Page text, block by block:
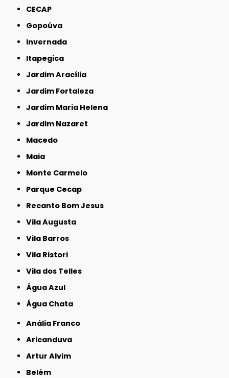
CECAP
Gopoúva
Invernada
Itapegica
Jardim Aracília
Jardim Fortaleza
Jardim Maria Helena
Jardim Nazaret
Macedo
Maia
Monte Carmelo
Parque Cecap
Recanto Bom Jesus
Vila Augusta
Vila Barros
Vila Ristori
Vila dos Telles
Água Azul
Água Chata
Anália Franco
Aricanduva
Artur Alvim
Belém